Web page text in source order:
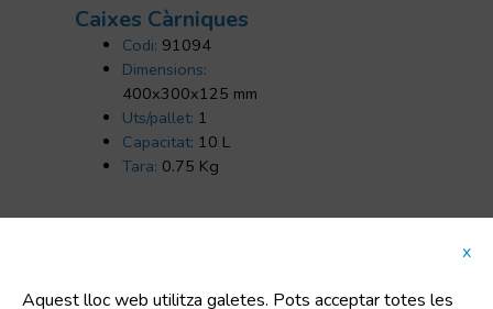
Caixes Càrniques
Codi: 91094
Dimensions:
400x300x125 mm
Uts/pallet: 1
Capacitat: 10 L
Tara: 0.75 Kg
Aquest lloc web utilitza galetes. Pots acceptar totes les
x